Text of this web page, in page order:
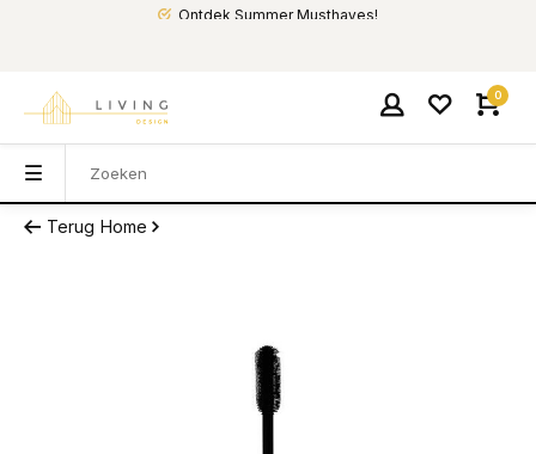
Ontdek Summer Musthaves!
0
Terug Home